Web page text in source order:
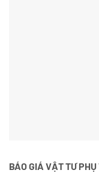
BÁO GIÁ VẬT TƯ PHỤ